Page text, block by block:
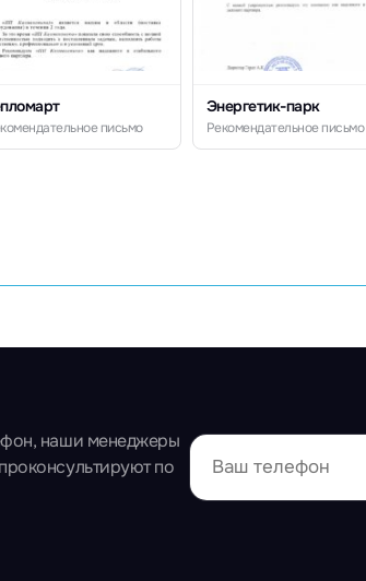
письмо
Энергетик-парк
Рекомендательное письмо
наши менеджеры
по